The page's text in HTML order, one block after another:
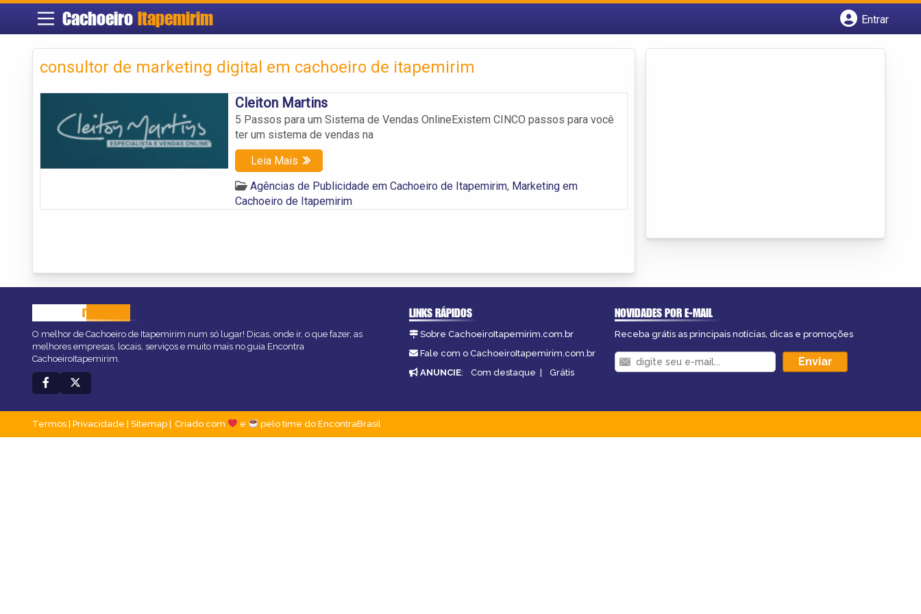
Cachoeiro Itapemirim
Entrar
consultor de marketing digital em cachoeiro de itapemirim
Cleiton Martins
5 Passos para um Sistema de Vendas OnlineExistem CINCO passos para você
ter um sistema de vendas na
Leia Mais
Agências de Publicidade em Cachoeiro de Itapemirim, Marketing em
Cachoeiro de Itapemirim
ITAPEMIRIM
O melhor de Cachoeiro de Itapemirim num só lugar! Dicas, onde ir, o que fazer, as
melhores empresas, locais, serviços e muito mais no guia Encontra
CachoeiroItapemirim.
LINKS RÁPIDOS
Sobre CachoeiroItapemirim.com.br
Fale com o CachoeiroItapemirim.com.br
ANUNCIE: Com destaque | Grátis
NOVIDADES POR E-MAIL
Receba grátis as principais notícias, dicas e promoções
Termos | Privacidade | Sitemap Criado com e pelo time do EncontraBrasil